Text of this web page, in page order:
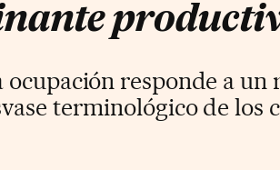
ocupación responde a
terminológico de los